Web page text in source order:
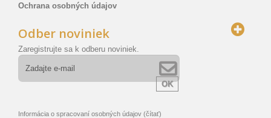
Ochrana osobných údajov
Odber noviniek
Zaregistrujte sa k odberu noviniek.
OK
Informácia o spracovaní osobných údajov (čítať)